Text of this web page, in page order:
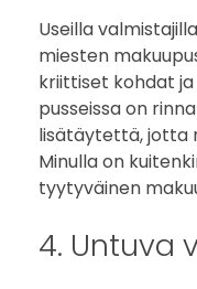
Useilla
miesten
kriittiset kohdat ja
pusseissa on
lisätäytettä, jotta
Minulla on
tyytyväinen
4. Untuva